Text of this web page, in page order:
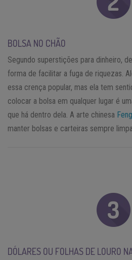
BOLSA NO CHÃO
Segundo superstições para dinheiro,
forma de facilitar a fuga de riquezas.
essa crença popular, mas ela tem
colocar a bolsa em qualquer lugar é
que há dentro dela. A arte chinesa
manter bolsas e carteiras sempre
DÓLARES OU FOLHAS DE LOURO